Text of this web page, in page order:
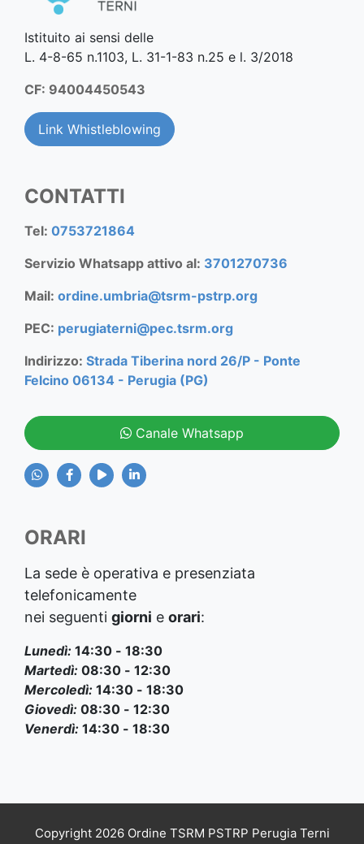
Istituito ai sensi delle
L. 4-8-65 n.1103, L. 31-1-83 n.25 e l. 3/2018
CF: 94004450543
Link Whistleblowing
CONTATTI
Tel: 0753721864
Servizio Whatsapp attivo al: 3701270736
Mail: ordine.umbria@tsrm-pstrp.org
PEC: perugiaterni@pec.tsrm.org
Indirizzo: Strada Tiberina nord 26/P - Ponte
Felcino 06134 - Perugia (PG)
Canale Whatsapp
ORARI
La sede è operativa e presenziata
telefonicamente
nei seguenti giorni e orari:
Lunedì: 14:30 - 18:30
Martedì: 08:30 - 12:30
Mercoledì: 14:30 - 18:30
Giovedì: 08:30 - 12:30
Venerdì: 14:30 - 18:30
Copyright 2026 Ordine TSRM PSTRP Perugia Terni